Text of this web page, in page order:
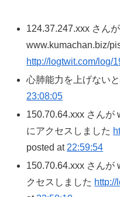
124.37.247.xxx さんが
www.kumachan.biz/
http://logtwit.com/log/
心肺能力を上げない
23:08:05
150.70.64.xxx さんが
にアクセスしました
posted at 22:59:54
150.70.64.xxx さんが
クセスしました